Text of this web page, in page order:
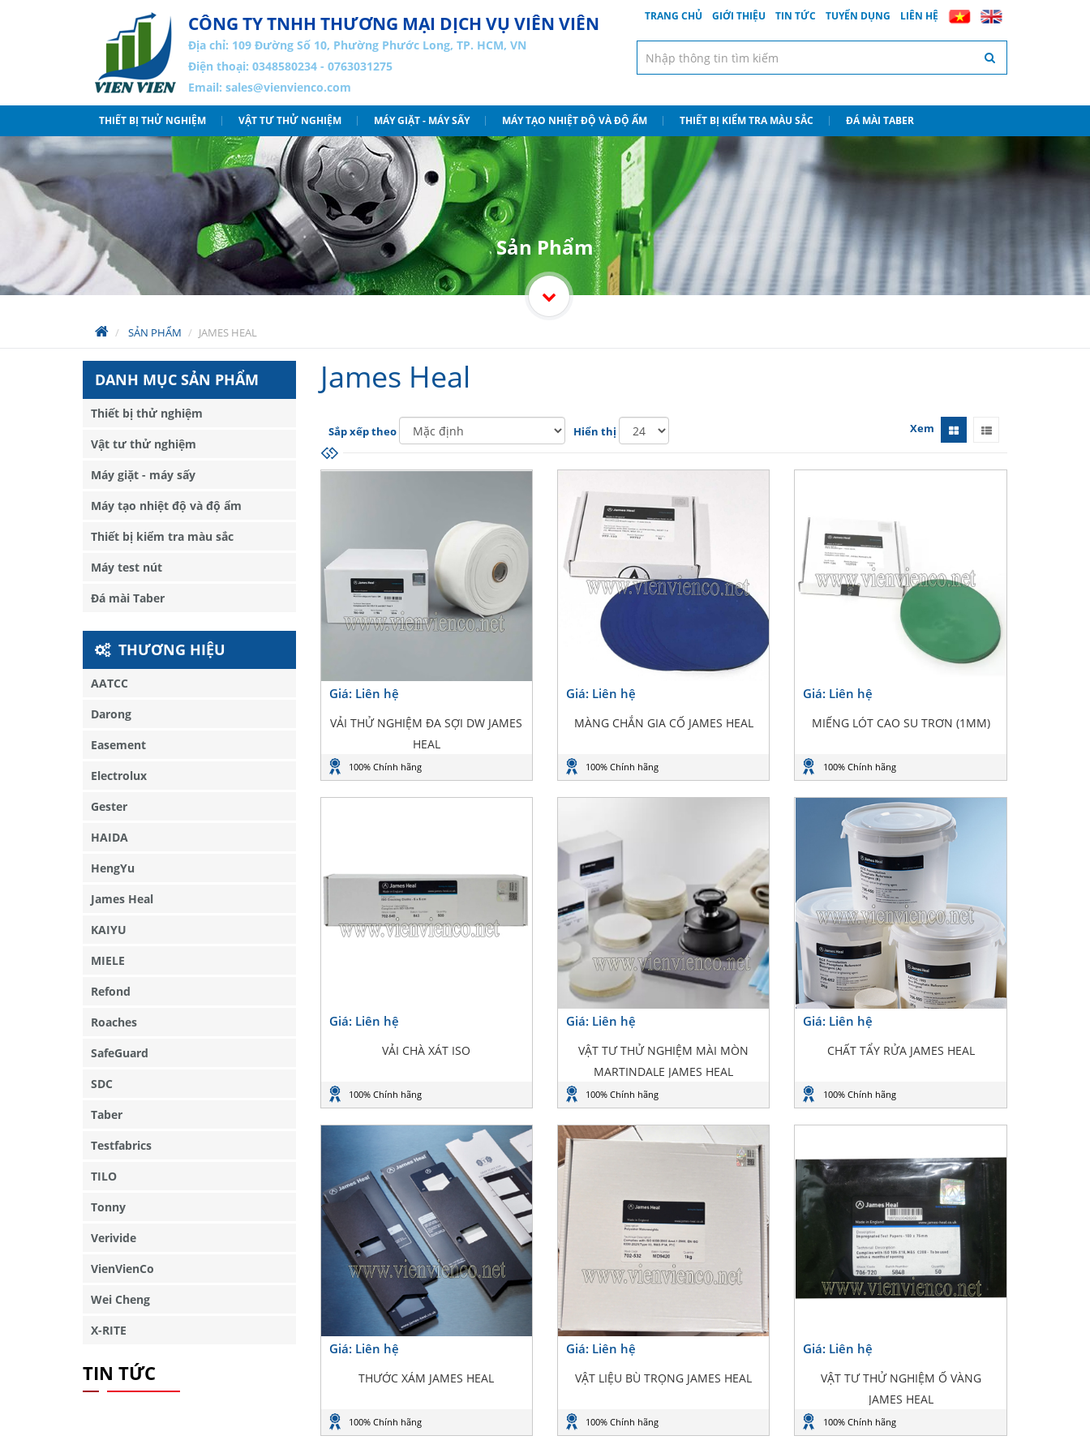
CÔNG TY TNHH THƯƠNG MẠI DỊCH VỤ VIÊN VIÊN
Địa chỉ: 109 Đường Số 10, Phường Phước Long, TP. HCM, VN
Điện thoại: 0348580234 - 0763031275
Email: sales@vienvienco.com
TRANG CHỦ GIỚI THIỆU TIN TỨC TUYỂN DỤNG LIÊN HỆ
THIẾT BỊ THỬ NGHIỆM VẬT TƯ THỬ NGHIỆM MÁY GIẶT - MÁY SẤY MÁY TẠO NHIỆT ĐỘ VÀ ĐỘ ẨM THIẾT BỊ KIỂM TRA MÀU SẮC ĐÁ MÀI TABER
SẢN PHẨM JAMES HEAL
Sản Phẩm
James Heal
Sắp xếp theo Hiển thị Xem
Giá: Liên hệ
VẢI THỬ NGHIỆM ĐA SỢI DW JAMES
HEAL
100% Chính hãng
Giá: Liên hệ
MÀNG CHẮN GIA CỐ JAMES HEAL
100% Chính hãng
Giá: Liên hệ
MIẾNG LÓT CAO SU TRƠN (1MM)
100% Chính hãng
Giá: Liên hệ
VẢI CHÀ XÁT ISO
100% Chính hãng
Giá: Liên hệ
VẬT TƯ THỬ NGHIỆM MÀI MÒN
MARTINDALE JAMES HEAL
100% Chính hãng
Giá: Liên hệ
CHẤT TẨY RỬA JAMES HEAL
100% Chính hãng
Giá: Liên hệ
THƯỚC XÁM JAMES HEAL
100% Chính hãng
Giá: Liên hệ
VẬT LIỆU BÙ TRỌNG JAMES HEAL
100% Chính hãng
Giá: Liên hệ
VẬT TƯ THỬ NGHIỆM Ố VÀNG
JAMES HEAL
100% Chính hãng
DANH MỤC SẢN PHẨM
Thiết bị thử nghiệm
Vật tư thử nghiệm
Máy giặt - máy sấy
Máy tạo nhiệt độ và độ ẩm
Thiết bị kiểm tra màu sắc
Máy test nút
Đá mài Taber
THƯƠNG HIỆU
AATCC
Darong
Easement
Electrolux
Gester
HAIDA
HengYu
James Heal
KAIYU
MIELE
Refond
Roaches
SafeGuard
SDC
Taber
Testfabrics
TILO
Tonny
Verivide
VienVienCo
Wei Cheng
X-RITE
TIN TỨC